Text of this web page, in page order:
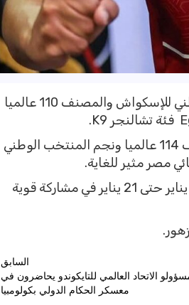
نجح مروان عسل لاعب الإسكواش الصاعد ونجم منتخبنا الوطني للإسكواش والمصنف 110 عالميا
وحقق مروان عسل البطولة بالفوز على زميله أدم حول المصنف 114 عالميا ونجم المنتخب الوطني
ونظم الاتحاد المصري للإسكواش البطولة خلال الفترة من 17 يناير حتى 21 يناير في مشاركة قوية
السابق
الاتحاد العالمي للتايكوندو يحاضرون في
معسكر الحكام الدولي بكولومبيا